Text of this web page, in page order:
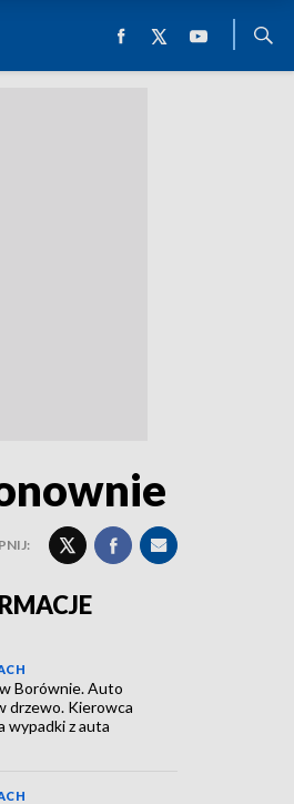
Borównie. Auto
drzewo. Kierowca
wypadki z auta